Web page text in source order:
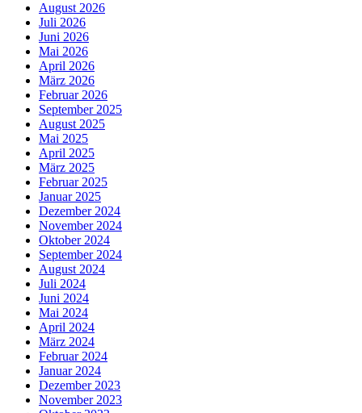
August 2026
Juli 2026
Juni 2026
Mai 2026
April 2026
März 2026
Februar 2026
September 2025
August 2025
Mai 2025
April 2025
März 2025
Februar 2025
Januar 2025
Dezember 2024
November 2024
Oktober 2024
September 2024
August 2024
Juli 2024
Juni 2024
Mai 2024
April 2024
März 2024
Februar 2024
Januar 2024
Dezember 2023
November 2023